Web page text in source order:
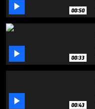
 00:50
 00:33
 00:43